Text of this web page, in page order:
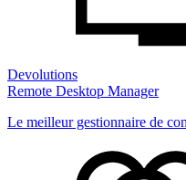
Devolutions
Remote Desktop Manager
Le meilleur gestionnaire de